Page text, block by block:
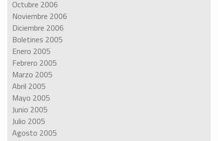
Octubre 2006
Noviembre 2006
Diciembre 2006
Boletines 2005
Enero 2005
Febrero 2005
Marzo 2005
Abril 2005
Mayo 2005
Junio 2005
Julio 2005
Agosto 2005